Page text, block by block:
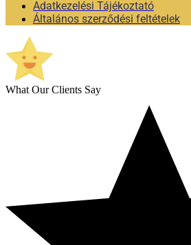
Adatkezelési Tájékoztató
Általános szerződési feltételek
What Our Clients Say